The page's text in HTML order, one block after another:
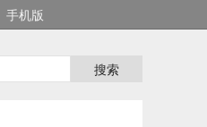
手机版
搜索